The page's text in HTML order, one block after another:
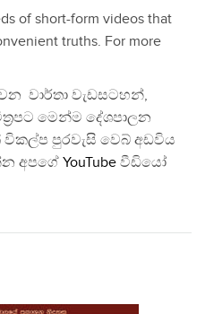
of short-form videos that
truths. For more
වාර්තා වැඩසටහන්,
මෙන්ම දේශපාලන
විකල්ප පුරවැසි වෙබ් අඩවිය
අපගේ YouTube වීඩියෝ